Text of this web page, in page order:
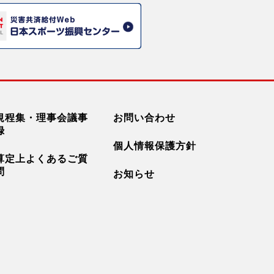
程集・理事会議事
定上よくあるご質
お問い合わせ
個人情報保護方針
お知らせ